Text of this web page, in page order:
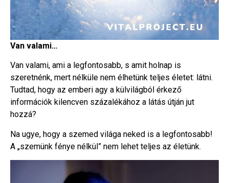
Van valami…
Van valami, ami a legfontosabb, s amit holnap is
szeretnénk, mert nélküle nem élhetünk teljes életet: látni.
Tudtad, hogy az emberi agy a külvilágból érkező
információk kilencven százalékához a látás útján jut
hozzá?
Na ugye, hogy a szemed világa neked is a legfontosabb!
A „szemünk fénye nélkül” nem lehet teljes az életünk.